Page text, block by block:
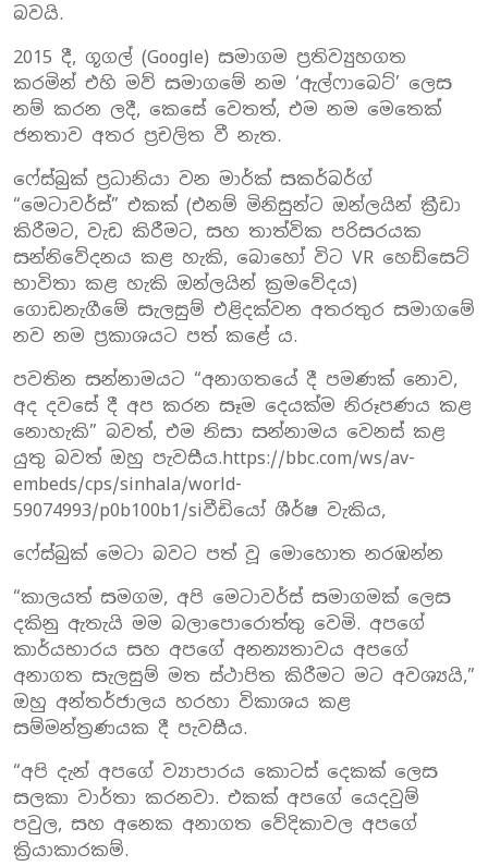
බවයි.
2015 දී, ගූගල් (Google) සමාගම ප්‍රතිව්‍යුහගත
කරමින් එහි මව් සමාගමේ නම ‘ඇල්ෆාබෙට්’ ලෙස
නම් කරන ලදී, කෙසේ වෙතත්, එම නම මෙතෙක්
ජනතාව අතර ප්‍රචලිත වී නැත.
ෆේස්බුක් ප්‍රධානියා වන මාර්ක් සකර්බර්ග්
“මෙටාවර්ස්” එකක් (එනම් මිනිසුන්ට ඔන්ලයින් ක්‍රීඩා
කිරීමට, වැඩ කිරීමට, සහ තාත්වික පරිසරයක
සන්නිවේදනය කළ හැකි, බොහෝ විට VR හෙඩ්සෙට්
භාවිතා කළ හැකි ඔන්ලයින් ක්‍රමවේදය)
ගොඩනැගීමේ සැලසුම් එළිදක්වන අතරතුර සමාගමේ
නව නම ප්‍රකාශයට පත් කළේ ය.
පවතින සන්නාමයට “අනාගතයේ දී පමණක් නොව,
අද දවසේ දී අප කරන සෑම දෙයක්ම නිරූපණය කළ
නොහැකි” බවත්, එම නිසා සන්නාමය වෙනස් කළ
යුතු බවත් ඔහු පැවසීය.https://bbc.com/ws/av-
embeds/cps/sinhala/world-
59074993/p0b100b1/siවීඩියෝ ශීර්ෂ වැකිය,
ෆේස්බුක් මෙටා බවට පත් වූ මොහොත නරඹන්න
“කාලයත් සමගම, අපි මෙටාවර්ස් සමාගමක් ලෙස
දකිනු ඇතැයි මම බලාපොරොත්තු වෙමි. අපගේ
කාර්යභාරය සහ අපගේ අනන්‍යතාවය අපගේ
අනාගත සැලසුම් මත ස්ථාපිත කිරීමට මට අවශ්‍යයි,”
ඔහු අන්තර්ජාලය හරහා විකාශය කළ
සම්මන්ත්‍රණයක දී පැවසීය.
“අපි දැන් අපගේ ව්‍යාපාරය කොටස් දෙකක් ලෙස
සලකා වාර්තා කරනවා. එකක් අපගේ යෙදවුම්
පවුල, සහ අනෙක අනාගත වේදිකාවල අපගේ
ක්‍රියාකාරකම්.